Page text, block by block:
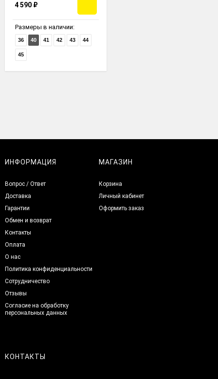
4 590 ₽
Размеры в наличии:
36 40 41 42 43 44
45
ИНФОРМАЦИЯ
Вопрос / Ответ
Доставка
Гарантии
Обмен и возврат
Контакты
Оплата
О нас
Политика конфиденциальности
Сотрудничество
Отзывы
Согласие на обработку
персональных данных
МАГАЗИН
Корзина
Личный кабинет
Оформить заказ
КОНТАКТЫ